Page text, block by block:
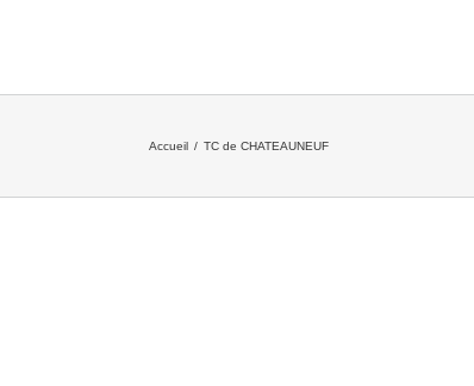
Accueil / TC de CHATEAUNEUF